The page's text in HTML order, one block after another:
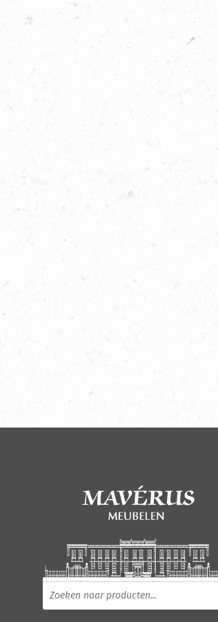
Producten zoeken